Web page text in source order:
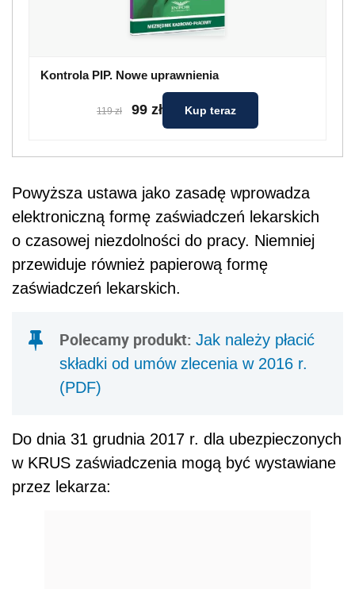
Kontrola PIP. Nowe uprawnienia
119 zł 99 zł Kup teraz
Powyższa ustawa jako zasadę wprowadza
elektroniczną formę zaświadczeń lekarskich
o czasowej niezdolności do pracy. Niemniej
przewiduje również papierową formę
zaświadczeń lekarskich.
Polecamy produkt: Jak należy płacić
składki od umów zlecenia w 2016 r.
(PDF)
Do dnia 31 grudnia 2017 r. dla ubezpieczonych
w KRUS zaświadczenia mogą być wystawiane
przez lekarza: